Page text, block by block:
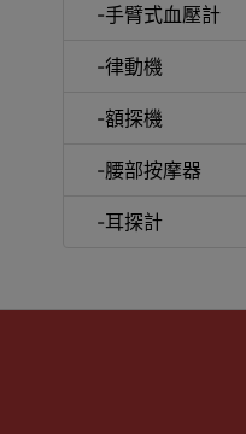
-手臂式血壓計
-律動機
-額探機
-腰部按摩器
-耳探計